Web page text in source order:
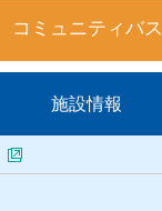
コミュニティバス
施設情報